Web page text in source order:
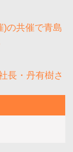
)の共催で青島
長・丹有樹さ